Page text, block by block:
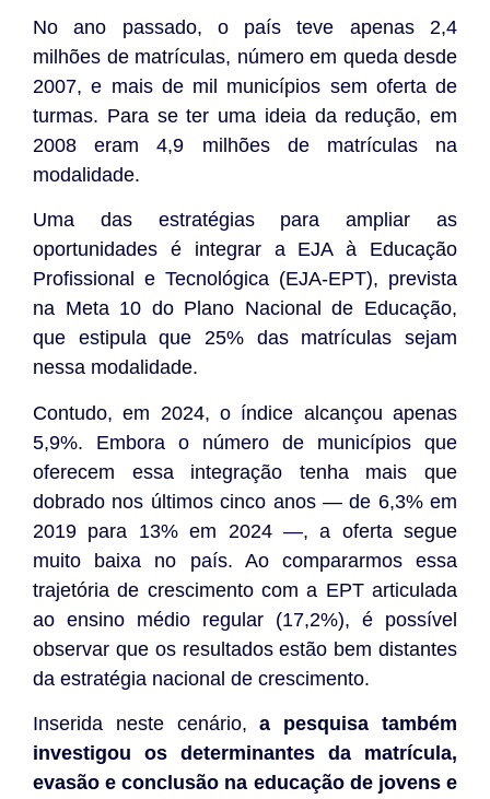
No ano passado, o país teve apenas 2,4
milhões de matrículas, número em queda desde
2007, e mais de mil municípios sem oferta de
turmas. Para se ter uma ideia da redução, em
2008 eram 4,9 milhões de matrículas na
modalidade.
Uma das estratégias para ampliar as
oportunidades é integrar a EJA à Educação
Profissional e Tecnológica (EJA-EPT), prevista
na Meta 10 do Plano Nacional de Educação,
que estipula que 25% das matrículas sejam
nessa modalidade.
Contudo, em 2024, o índice alcançou apenas
5,9%. Embora o número de municípios que
oferecem essa integração tenha mais que
dobrado nos últimos cinco anos — de 6,3% em
2019 para 13% em 2024 —, a oferta segue
muito baixa no país. Ao compararmos essa
trajetória de crescimento com a EPT articulada
ao ensino médio regular (17,2%), é possível
observar que os resultados estão bem distantes
da estratégia nacional de crescimento.
Inserida neste cenário,a pesquisa também
investigou os determinantes da matrícula,
evasão e conclusão na educação de jovens e